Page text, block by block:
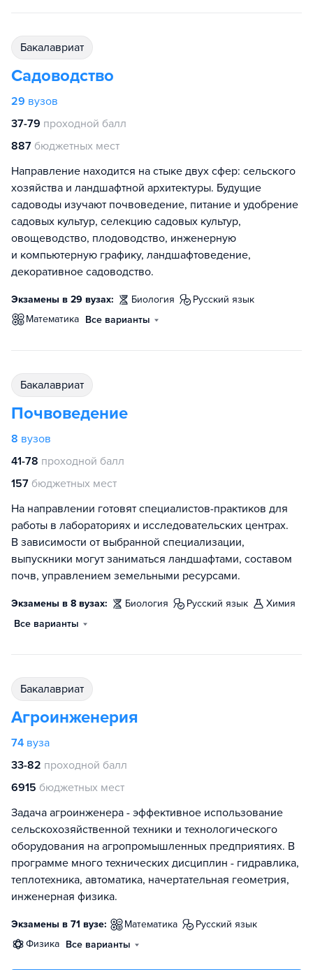
бакалавриат
Садоводство
29 вузов
37-79 проходной балл
887 бюджетных мест
Направление находится на стыке двух сфер: сельского
хозяйства и ландшафтной архитектуры. Будущие
садоводы изучают почвоведение, питание и удобрение
садовых культур, селекцию садовых культур,
овощеводство, плодоводство, инженерную
и компьютерную графику, ландшафтоведение,
декоративное садоводство.
Экзамены в 29 вузах: биология
русский язык
математика Все варианты
бакалавриат
Почвоведение
8 вузов
41-78 проходной балл
157 бюджетных мест
На направлении готовят специалистов-практиков для
работы в лабораториях и исследовательских центрах.
В зависимости от выбранной специализации,
выпускники могут заниматься ландшафтами, составом
почв, управлением земельными ресурсами.
Экзамены в 8 вузах: биология русский язык
химия
Все варианты
бакалавриат
Агроинженерия
74 вуза
33-82 проходной балл
6915 бюджетных мест
Задача агроинженера - эффективное использование
сельскохозяйственной техники и технологического
оборудования на агропромышленных предприятиях. В
программе много технических дисциплин - гидравлика,
теплотехника, автоматика, начертательная геометрия,
инженерная физика.
Экзамены в 71 вузе: математика
русский язык
физика Все варианты